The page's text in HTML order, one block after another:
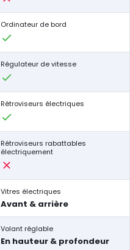
Ordinateur de bord
Régulateur de vitesse
Rétroviseurs électriques
Rétroviseurs rabattables
électriquement
Vitres électriques
Avant & arrière
Volant réglable
En hauteur & profondeur